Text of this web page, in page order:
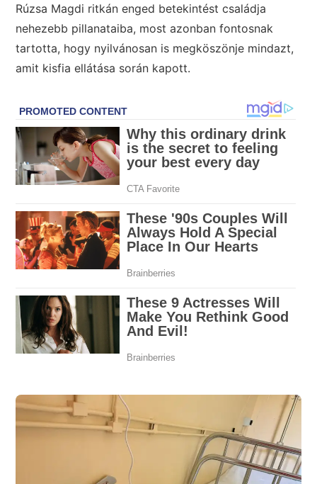
Rúzsa Magdi ritkán enged betekintést családja
nehezebb pillanataiba, most azonban fontosnak
tartotta, hogy nyilvánosan is megköszönje mindazt,
amit kisfia ellátása során kapott.